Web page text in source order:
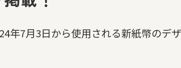
年7月3日から使用される新紙幣のデ